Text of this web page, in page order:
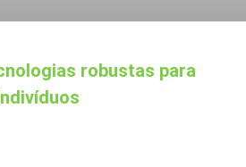
robustas para